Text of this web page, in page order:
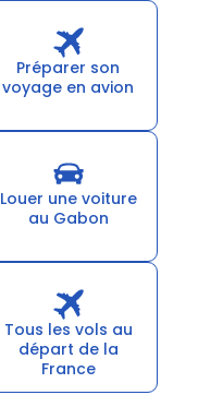
Préparer son
voyage en avion
Louer une voiture
au Gabon
Tous les vols au
départ de la
France